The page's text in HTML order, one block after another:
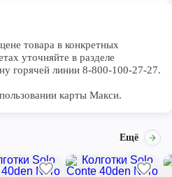
товара в конкретных
уточняйте в разделе
горячей линии 8-800-100-27-27.
карты Макси.
Ещё